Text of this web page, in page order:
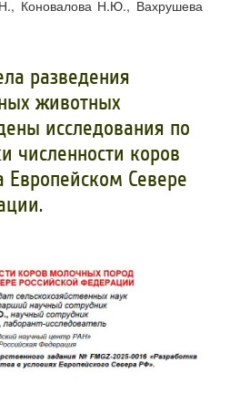
Коновалова Н.Ю., Вахрушева
разведения
животных
исследования по
численности коров
Севере